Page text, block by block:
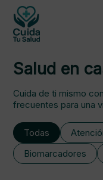
Salud en
Cuida de ti mismo
frecuentes para una
Todas
Biomarcadores